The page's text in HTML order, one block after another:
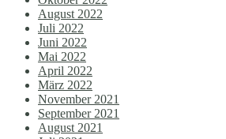
August 2022
Juli 2022
Juni 2022
Mai 2022
April 2022
März 2022
November 2021
September 2021
August 2021